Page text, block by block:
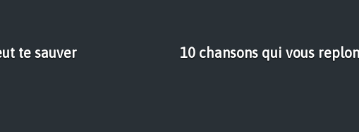
te sauver 10 chansons qui vous